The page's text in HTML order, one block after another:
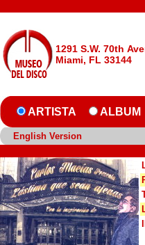
1291 S.W. 70th
Miami, FL 33144
ARTISTA ALBUM
English Version